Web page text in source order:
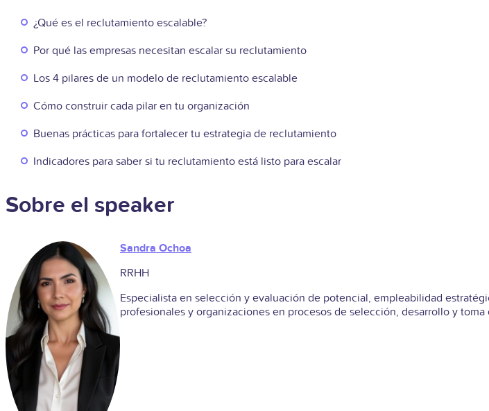
¿Qué es el reclutamiento escalable?
Por qué las empresas necesitan escalar su reclutamiento
Los 4 pilares de un modelo de reclutamiento escalable
Cómo construir cada pilar en tu organización
Buenas prácticas para fortalecer tu estrategia de reclutamiento
Indicadores para saber si tu reclutamiento está listo para escalar
Sobre el speaker
Sandra Ochoa
RRHH
Especialista en selección y evaluación de potencial, empleabilidad
profesionales y organizaciones en procesos de selección, desarrollo y